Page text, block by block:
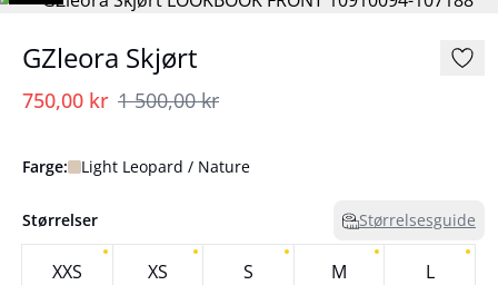
GZleora Skjørt
750,00 kr 1 500,00 kr
Farge: Light Leopard / Nature
Størrelser Størrelsesguide
XXS XS S M L